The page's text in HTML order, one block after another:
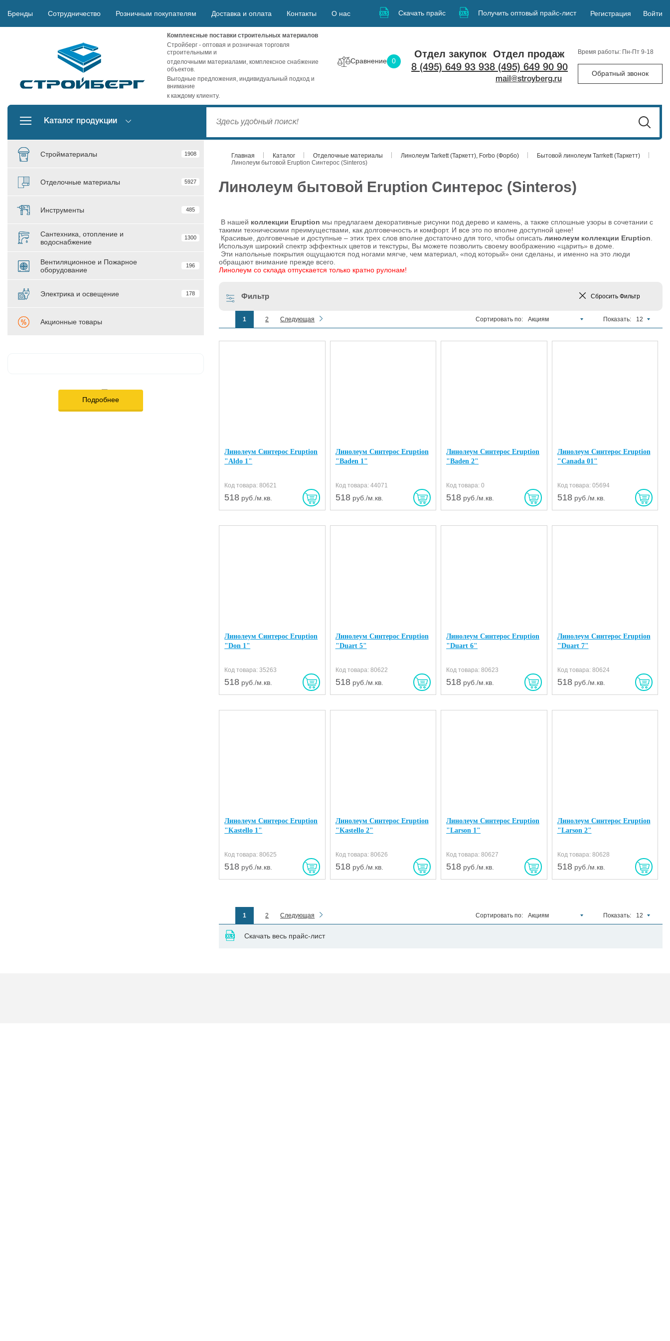
Бренды Сотрудничество Розничным покупателям Доставка и оплата Контакты О нас Скачать прайс Получить оптовый прайс-лист Регистрация Войти
Комплексные поставки строительных материалов
Стройберг - оптовая и розничная торговля
строительными и
отделочными материалами, комплексное снабжение
объектов.
Выгодные предложения, индивидуальный подход и
внимание
к каждому клиенту.
Сравнение 0
Отдел закупок
8 (495) 649 93 93
Отдел продаж
8 (495) 649 90 90
mail@stroyberg.ru
Время работы: Пн-Пт 9-18
Обратный звонок
Каталог продукции
Стройматериалы 1908
Отделочные материалы 5927
Инструменты 485
Сантехника, отопление и
водоснабжение
1300
Вентиляционное и Пожарное
оборудование
196
Электрика и освещение 178
Акционные товары
Подробнее
Главная Каталог Отделочные материалы Линолеум Tarkett (Таркетт), Forbo (Форбо)
Бытовой линолеум Tarrkett (Таркетт)
Линолеум бытовой Eruption Синтерос (Sinteros)
Линолеум бытовой Eruption Синтерос (Sinteros)
В нашей коллекции Eruption мы предлагаем декоративные рисунки под дерево и камень, а также сплошные узоры в сочетании с
такими техническими преимуществами, как долговечность и комфорт. И все это по вполне доступной цене!
Красивые, долговечные и доступные – этих трех слов вполне достаточно для того, чтобы описатьлинолеум коллекции Eruption
Используя широкий спектр эффектных цветов и текстуры, Вы можете позволить своему воображению «царить» в доме.
Эти напольные покрытия ощущаются под ногами мягче, чем материал, «под который» они сделаны, и именно на это люди
обращают внимание прежде всего.
Линолеум со склада отпускается только кратно рулонам!
Фильтр Сбросить Фильтр
1 2 Следующая Сортировать по: Акциям Показать: 12
Линолеум Синтерос Eruption
"Aldo 1"
Код товара: 80621
518 руб./м.кв.
Линолеум Синтерос Eruption
"Baden 1"
Код товара: 44071
518руб./м.кв.
Линолеум Синтерос Eruption
"Baden 2"
Код товара: 0
518 руб./м.кв.
Линолеум Синтерос Eruption
"Canada 01"
Код товара: 05694
518руб./м.кв.
Линолеум Синтерос Eruption
"Don 1"
Код товара: 35263
518 руб./м.кв.
Линолеум Синтерос Eruption
"Duart 5"
Код товара: 80622
518руб./м.кв.
Линолеум Синтерос Eruption
"Duart 6"
Код товара: 80623
518 руб./м.кв.
Линолеум Синтерос Eruption
"Duart 7"
Код товара: 80624
518руб./м.кв.
Линолеум Синтерос Eruption
"Kastello 1"
Код товара: 80625
518 руб./м.кв.
Линолеум Синтерос Eruption
"Kastello 2"
Код товара: 80626
518руб./м.кв.
Линолеум Синтерос Eruption
"Larson 1"
Код товара: 80627
518 руб./м.кв.
Линолеум Синтерос Eruption
"Larson 2"
Код товара: 80628
518руб./м.кв.
1 2 Следующая Сортировать по: Акциям Показать: 12
Скачать весь прайс-лист